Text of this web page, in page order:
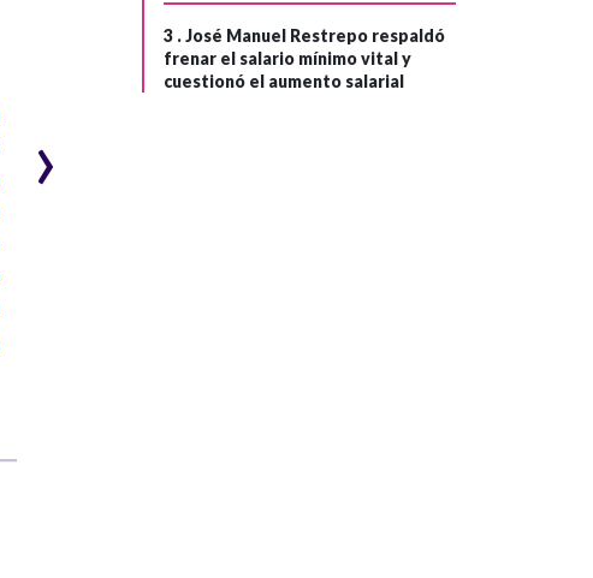
PAZ Y DERECHOS
HUMANOS
Hace 2 meses
›
3 .José Manuel Restrepo respaldó
frenar el salario mínimo vital y
cuestionó el aumento salarial